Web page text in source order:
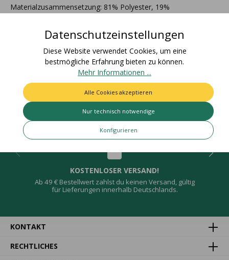
Materialzusammensetzung: 81% Polyester, 19%
DeutschlandEAN Rolle: 401527579601… Mehr
Bewertungen
Deine Vorteile
KOSTENLOSER VERSAND!
Ab 49 € Bestellwert zahlst du keinen Versand, gültig
für Lieferungen innerhalb Deutschlands.
KONTAKT
RECHTLICHES
Datenschutzeinstellungen
Diese Website verwendet Cookies, um eine
bestmögliche Erfahrung bieten zu können.
Mehr Informationen ...
Nur technisch notwendige
Konfigurieren
Alle Cookies akzeptieren